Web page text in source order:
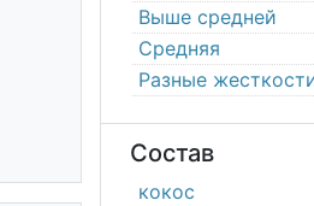
Выше средней
Средняя
Разные
Состав
кокос